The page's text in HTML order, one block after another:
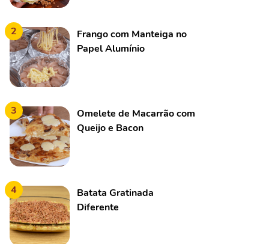
2
Frango com Manteiga no
Papel Alumínio
3
Omelete de Macarrão com
Queijo e Bacon
4
Batata Gratinada
Diferente